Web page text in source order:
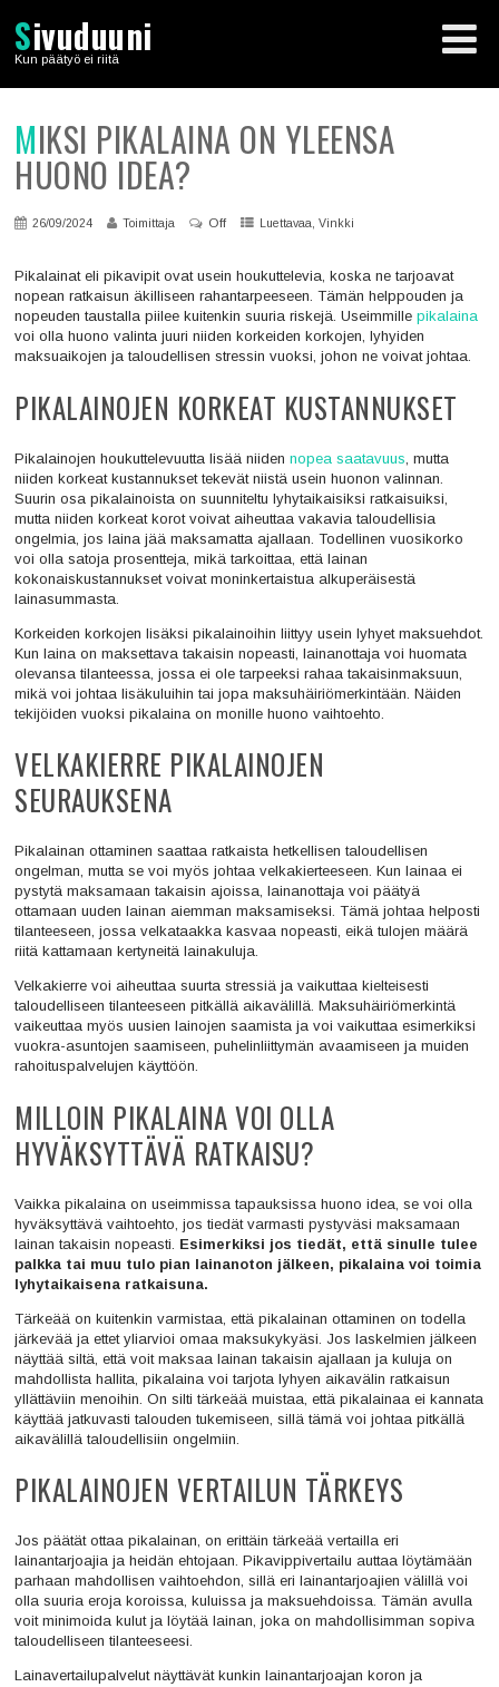
Sivuduuni
Kun päätyö ei riitä
MIKSI PIKALAINA ON YLEENSÄ
HUONO IDEA?
26/09/2024 Toimittaja Off Luettavaa ,Vinkki
Pikalainat eli pikavipit ovat usein houkuttelevia, koska ne tarjoavat
nopean ratkaisun äkilliseen rahantarpeeseen. Tämän helppouden ja
nopeuden taustalla piilee kuitenkin suuria riskejä. Useimmillepikalaina
voi olla huono valinta juuri niiden korkeiden korkojen, lyhyiden
maksuaikojen ja taloudellisen stressin vuoksi, johon ne voivat johtaa.
PIKALAINOJEN KORKEAT KUSTANNUKSET
Pikalainojen houkuttelevuutta lisää niidennopea saatavuus , mutta
niiden korkeat kustannukset tekevät niistä usein huonon valinnan.
Suurin osa pikalainoista on suunniteltu lyhytaikaisiksi ratkaisuiksi,
mutta niiden korkeat korot voivat aiheuttaa vakavia taloudellisia
ongelmia, jos laina jää maksamatta ajallaan. Todellinen vuosikorko
voi olla satoja prosentteja, mikä tarkoittaa, että lainan
kokonaiskustannukset voivat moninkertaistua alkuperäisestä
lainasummasta.
Korkeiden korkojen lisäksi pikalainoihin liittyy usein lyhyet maksuehdot.
Kun laina on maksettava takaisin nopeasti, lainanottaja voi huomata
olevansa tilanteessa, jossa ei ole tarpeeksi rahaa takaisinmaksuun,
mikä voi johtaa lisäkuluihin tai jopa maksuhäiriömerkintään. Näiden
tekijöiden vuoksi pikalaina on monille huono vaihtoehto.
VELKAKIERRE PIKALAINOJEN
SEURAUKSENA
Pikalainan ottaminen saattaa ratkaista hetkellisen taloudellisen
ongelman, mutta se voi myös johtaa velkakierteeseen. Kun lainaa ei
pystytä maksamaan takaisin ajoissa, lainanottaja voi päätyä
ottamaan uuden lainan aiemman maksamiseksi. Tämä johtaa helposti
tilanteeseen, jossa velkataakka kasvaa nopeasti, eikä tulojen määrä
riitä kattamaan kertyneitä lainakuluja.
Velkakierre voi aiheuttaa suurta stressiä ja vaikuttaa kielteisesti
taloudelliseen tilanteeseen pitkällä aikavälillä. Maksuhäiriömerkintä
vaikeuttaa myös uusien lainojen saamista ja voi vaikuttaa esimerkiksi
vuokra-asuntojen saamiseen, puhelinliittymän avaamiseen ja muiden
rahoituspalvelujen käyttöön.
MILLOIN PIKALAINA VOI OLLA
HYVÄKSYTTÄVÄ RATKAISU?
Vaikka pikalaina on useimmissa tapauksissa huono idea, se voi olla
hyväksyttävä vaihtoehto, jos tiedät varmasti pystyväsi maksamaan
lainan takaisin nopeasti. Esimerkiksi jos tiedät, että sinulle tulee
palkka tai muu tulo pian lainanoton jälkeen, pikalaina voi toimia
lyhytaikaisena ratkaisuna.
Tärkeää on kuitenkin varmistaa, että pikalainan ottaminen on todella
järkevää ja ettet yliarvioi omaa maksukykyäsi. Jos laskelmien jälkeen
näyttää siltä, että voit maksaa lainan takaisin ajallaan ja kuluja on
mahdollista hallita, pikalaina voi tarjota lyhyen aikavälin ratkaisun
yllättäviin menoihin. On silti tärkeää muistaa, että pikalainaa ei kannata
käyttää jatkuvasti talouden tukemiseen, sillä tämä voi johtaa pitkällä
aikavälillä taloudellisiin ongelmiin.
PIKALAINOJEN VERTAILUN TÄRKEYS
Jos päätät ottaa pikalainan, on erittäin tärkeää vertailla eri
lainantarjoajia ja heidän ehtojaan. Pikavippivertailu auttaa löytämään
parhaan mahdollisen vaihtoehdon, sillä eri lainantarjoajien välillä voi
olla suuria eroja koroissa, kuluissa ja maksuehdoissa. Tämän avulla
voit minimoida kulut ja löytää lainan, joka on mahdollisimman sopiva
taloudelliseen tilanteeseesi.
Lainavertailupalvelut näyttävät kunkin lainantarjoajan koron ja